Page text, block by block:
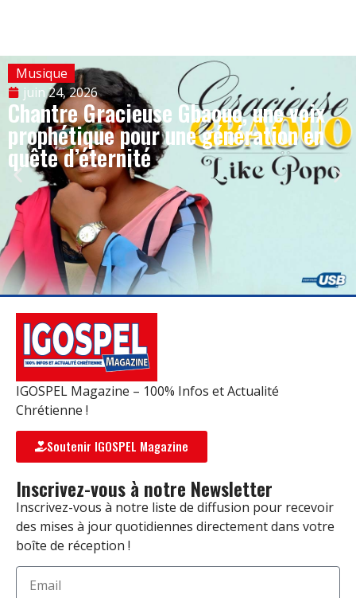
Musique
juin 24, 2026
Chantre Gracieuse Gbaouo, une voix
prophétique pour une génération en
quête d’éternité
IGOSPEL Magazine – 100% Infos et Actualité
Chrétienne !
Soutenir IGOSPEL Magazine
Inscrivez-vous à notre Newsletter
Inscrivez-vous à notre liste de diffusion pour recevoir
des mises à jour quotidiennes directement dans votre
boîte de réception !